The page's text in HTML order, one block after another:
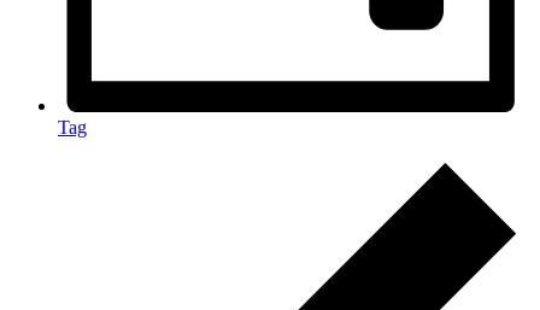
Tag